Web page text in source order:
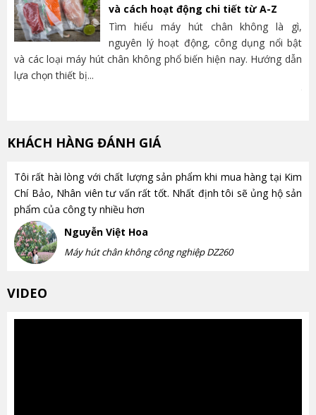
và cách hoạt động chi tiết từ A-Z
Tìm hiểu máy hút chân không là gì,
nguyên lý hoạt động, công dụng nổi bật
và các loại máy hút chân không phổ biến hiện nay. Hướng dẫn
lựa chọn thiết bị...
KHÁCH HÀNG ĐÁNH GIÁ
Tôi rất hài lòng với chất lượng sản phẩm khi mua hàng tại Kim
Chí Bảo, Nhân viên tư vấn rất tốt. Nhất định tôi sẽ ủng hộ sản
phẩm của công ty nhiều hơn
Nguyễn Việt Hoa
Máy hút chân không công nghiệp DZ260
VIDEO